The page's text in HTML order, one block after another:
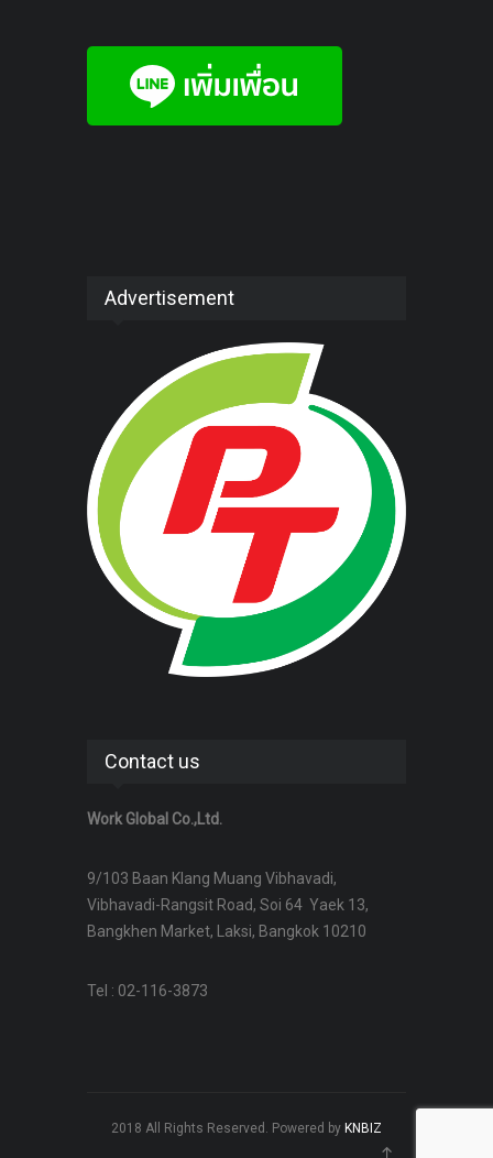
Advertisement
Contact us
Work Global Co.,Ltd.
9/103 Baan Klang Muang Vibhavadi,
Vibhavadi-Rangsit Road, Soi 64 Yaek 13,
Bangkhen Market, Laksi, Bangkok 10210
Tel : 02-116-3873
2018 All Rights Reserved. Powered by KNBIZ